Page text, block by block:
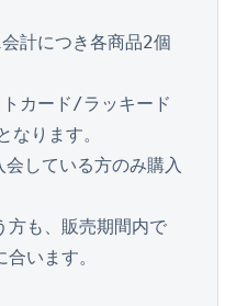
計につき各商品2個
カード/ラッキード
ります。
会している方のみ購入
方も、販売期間内で
います。